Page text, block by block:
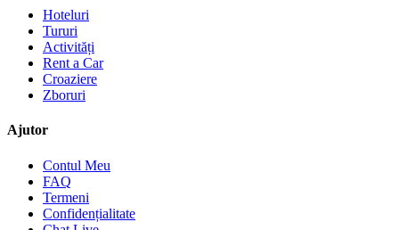
Hoteluri
Tururi
Activități
Rent a Car
Croaziere
Zboruri
Ajutor
Contul Meu
FAQ
Termeni
Confidențialitate